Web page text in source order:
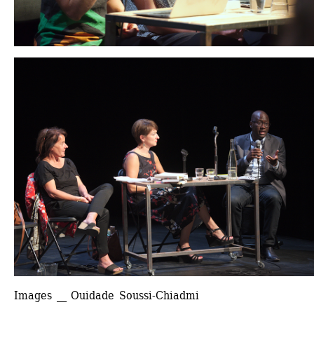
Images __ Ouidade Soussi-Chiadmi